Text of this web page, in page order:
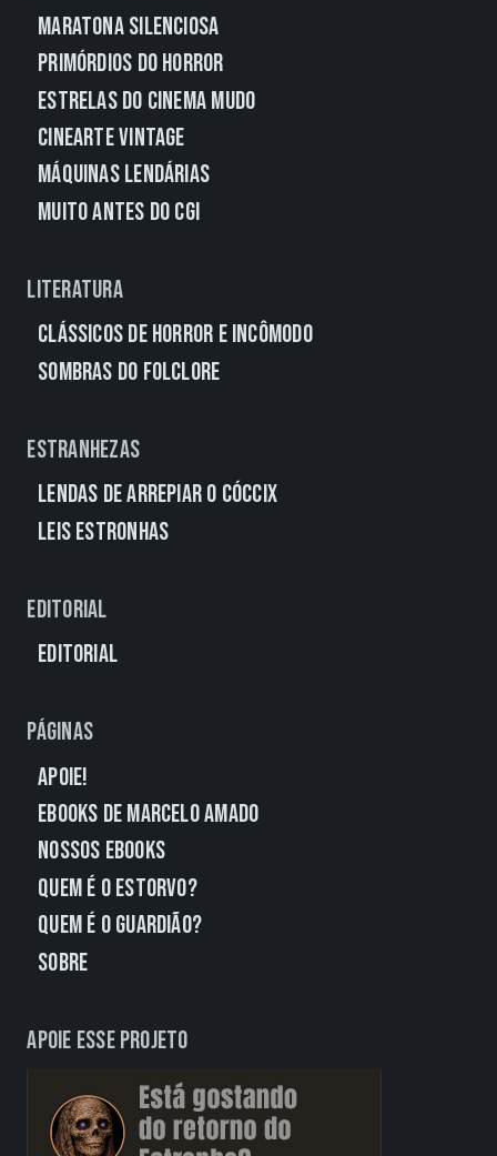
Maratona Silenciosa
Primórdios do Horror
Estrelas do Cinema Mudo
CineArte Vintage
Máquinas Lendárias
Muito Antes do CGI
Literatura
Clássicos de Horror e Incômodo
Sombras do Folclore
Estranhezas
Lendas de Arrepiar o Cóccix
Leis Estronhas
Editorial
Editorial
Páginas
Apoie!
eBooks de Marcelo Amado
Nossos eBooks
Quem É o Estorvo?
Quem É o Guardião?
Sobre
Apoie esse projeto